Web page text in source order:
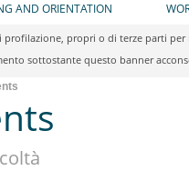
AND ORIENTATION
propri o di terze parti
sottostante questo banner